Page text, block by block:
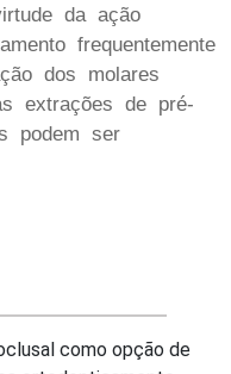
da ação
frequentemente
dos molares
extrações de pré-
podem ser